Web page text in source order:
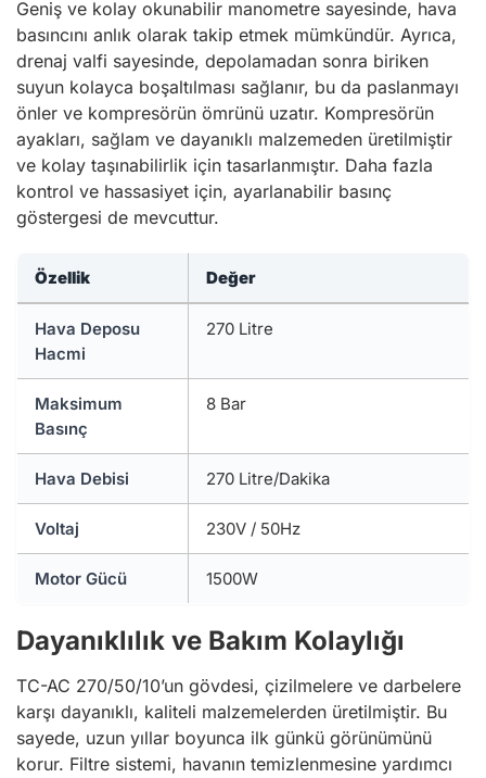
Geniş ve kolay okunabilir manometre sayesinde, hava
basıncını anlık olarak takip etmek mümkündür. Ayrıca,
drenaj valfi sayesinde, depolamadan sonra biriken
suyun kolayca boşaltılması sağlanır, bu da paslanmayı
önler ve kompresörün ömrünü uzatır. Kompresörün
ayakları, sağlam ve dayanıklı malzemeden üretilmiştir
ve kolay taşınabilirlik için tasarlanmıştır. Daha fazla
kontrol ve hassasiyet için, ayarlanabilir basınç
göstergesi de mevcuttur.
Özellik Değer
Hava Deposu
Hacmi
270 Litre
Maksimum
Basınç
8 Bar
Hava Debisi 270 Litre/Dakika
Voltaj 230V / 50Hz
Motor Gücü 1500W
Dayanıklılık ve Bakım Kolaylığı
TC-AC 270/50/10’un gövdesi, çizilmelere ve darbelere
karşı dayanıklı, kaliteli malzemelerden üretilmiştir. Bu
sayede, uzun yıllar boyunca ilk günkü görünümünü
korur. Filtre sistemi, havanın temizlenmesine yardımcı